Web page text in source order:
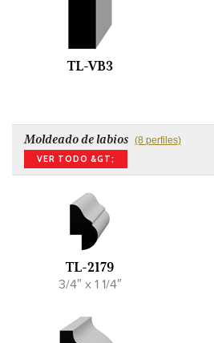
TL-VB3
Moldeado de labios (8 perfiles)
VER TODO &GT;
TL-2179
3/4″ x 1 1/4″